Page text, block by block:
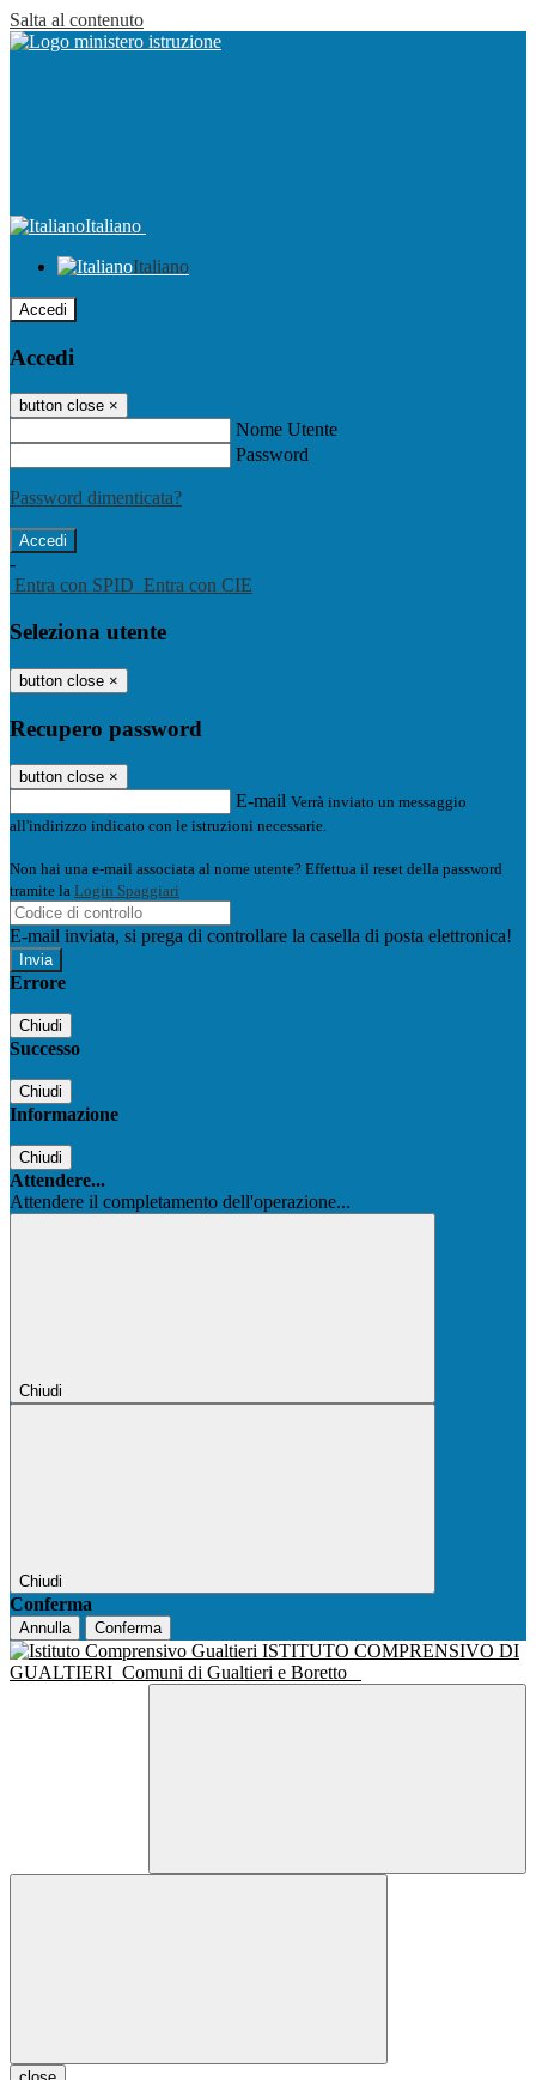
Salta al contenuto
Italiano
Italiano
Accedi
Accedi
button close ×
Nome Utente
Password
Password dimenticata?
-
Entra con SPID Entra con CIE
Seleziona utente
button close ×
Recupero password
button close ×
E-mail Verrà inviato un messaggio
all'indirizzo indicato con le istruzioni necessarie.
Non hai una e-mail associata al nome utente? Effettua il reset della password
tramite la Login Spaggiari
E-mail inviata, si prega di controllare la casella di posta elettronica!
Errore
Chiudi
Successo
Chiudi
Informazione
Chiudi
Attendere...
Attendere il completamento dell'operazione...
Chiudi
Chiudi
Conferma
Annulla Conferma
ISTITUTO COMPRENSIVO DI
GUALTIERI Comuni di Gualtieri e Boretto